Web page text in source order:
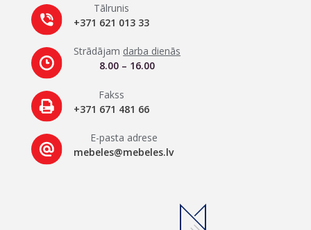
Tālrunis
+371 621 013 33
Strādājam darba dienās
8.00 – 16.00
Fakss
+371 671 481 66
E-pasta adrese
mebeles@mebeles.lv